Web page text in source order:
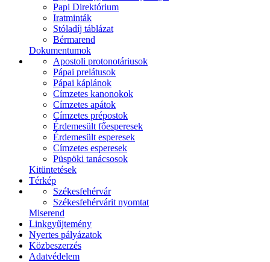
Papi Direktórium
Iratminták
Stóladíj táblázat
Bérmarend
Dokumentumok
Apostoli protonotáriusok
Pápai prelátusok
Pápai káplánok
Címzetes kanonokok
Címzetes apátok
Címzetes prépostok
Érdemesült főesperesek
Érdemesült esperesek
Címzetes esperesek
Püspöki tanácsosok
Kitüntetések
Térkép
Székesfehérvár
Székesfehérvárit nyomtat
Miserend
Linkgyűjtemény
Nyertes pályázatok
Közbeszerzés
Adatvédelem